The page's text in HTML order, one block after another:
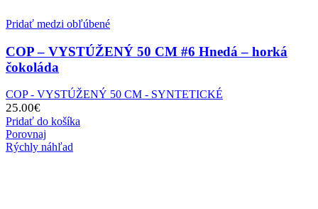
Pridať medzi obľúbené
COP – VYSTÚŽENÝ 50 CM #6 Hnedá – horká
čokoláda
COP - VYSTÚŽENÝ 50 CM - SYNTETICKÉ
25.00€
Pridať do košíka
Porovnaj
Rýchly náhľad